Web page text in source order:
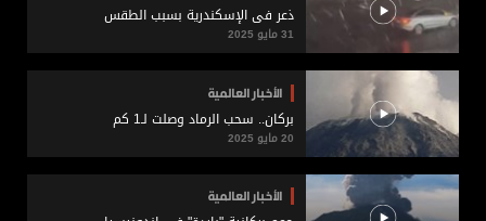
ذعر في الإسكندرية بسبب الطقس
31 مايو 2025
الأخبار العالمية
بركان.. سحب الرماد وصلت لـ1 كم
20 مايو 2025
الأخبار العالمية